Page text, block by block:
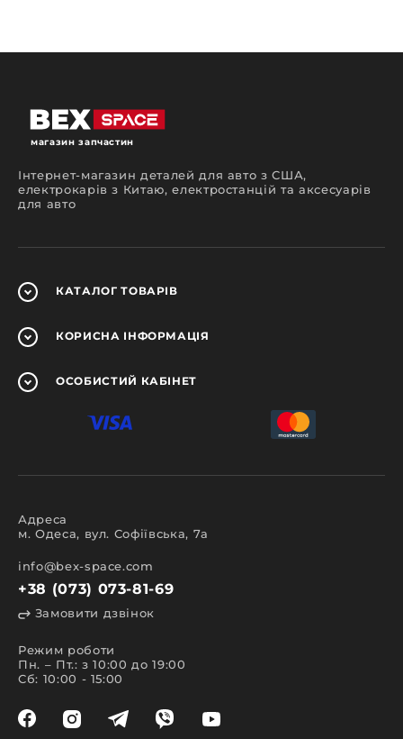
магазин запчастин
Інтернет-магазин деталей для авто з США,
електрокарів з Китаю, електростанцій та аксесуарів
для авто
КАТАЛОГ ТОВАРІВ
КОРИСНА ІНФОРМАЦІЯ
ОСОБИСТИЙ КАБІНЕТ
Адреса
м. Одеса, вул. Софіївська, 7а
info@bex-space.com
+38 (073) 073-81-69
Замовити дзвінок
Режим роботи
Пн. – Пт.: з 10:00 до 19:00
Сб: 10:00 - 15:00